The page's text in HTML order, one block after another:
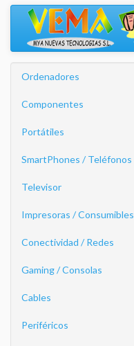
Ordenadores
Componentes
Portátiles
SmartPhones / Teléfonos
Televisor
Impresoras / Consumibles
Conectividad / Redes
Gaming / Consolas
Cables
Periféricos